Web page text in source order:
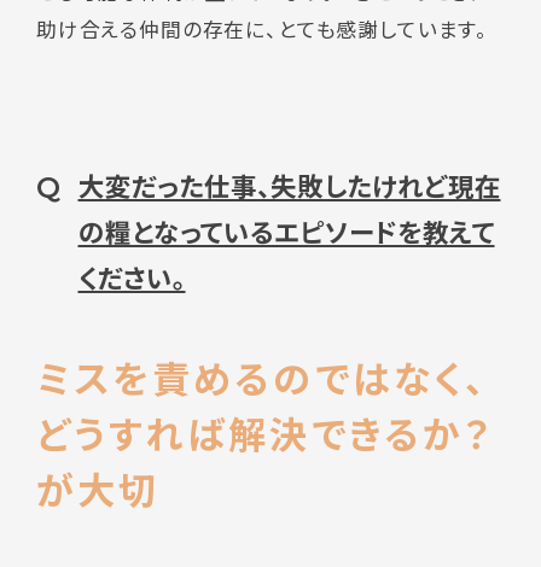
助け合える仲間の存在に、とても感謝しています。
Q 大変だった仕事、失敗したけれど現在
の糧となっているエピソードを教えて
ください。
ミスを責めるのではなく、
どうすれば解決できるか？
が大切